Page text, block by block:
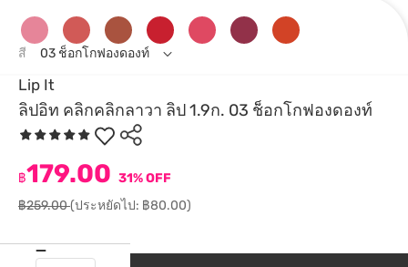
Lip It
ลิปอิท คลิกคลิกลาวา ลิป 1.9ก. 03 ช็อกโกฟองดองท์
฿179.00 31% OFF
฿259.00(ประหยัดไป: ฿80.00)
สี 03 ช็อกโกฟองดองท์